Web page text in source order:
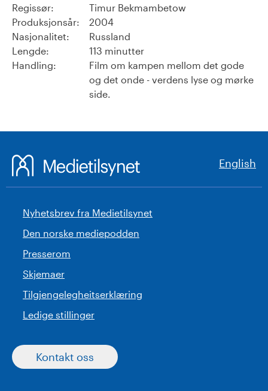
Regissør:
Timur Bekmambetow
Produksjonsår:
2004
Nasjonalitet:
Russland
Lengde:
113 minutter
Handling:
Film om kampen mellom det gode
og det onde - verdens lyse og mørke
side.
English
Nyhetsbrev fra Medietilsynet
Den norske mediepodden
Presserom
Skjemaer
Tilgjengelegheitserklæring
Ledige stillinger
Kontakt oss